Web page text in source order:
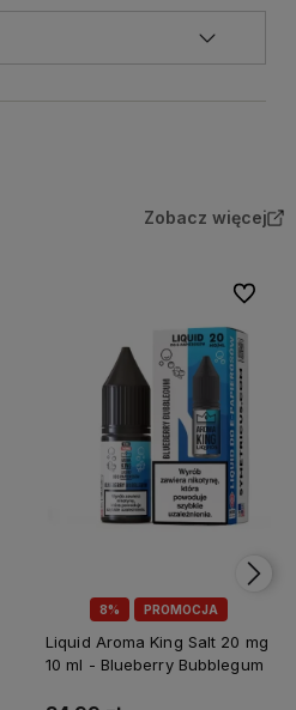
Zobacz więcej
8% PROMOCJA
Liquid Aroma King Salt 20 mg
10 ml - Blueberry Bubblegum
Do